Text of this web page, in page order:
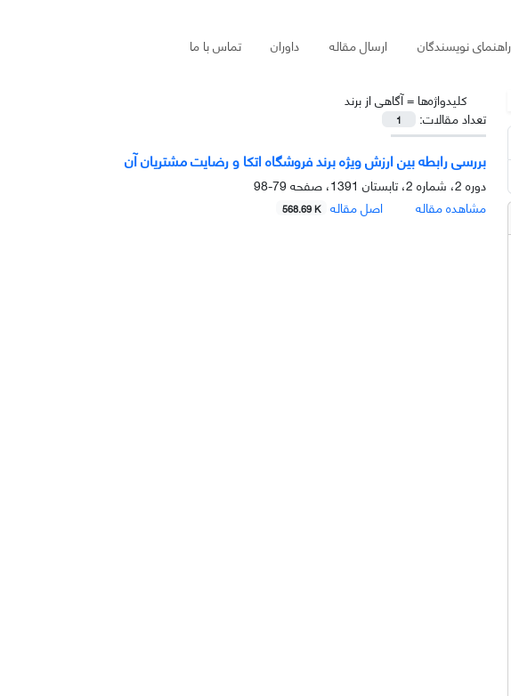
راهنمای نویسندگان ارسال مقاله داوران تماس با ما
کلیدواژه‌ها =آگاهی از برند
تعداد مقالات:
1
بررسی رابطه بین ارزش ویژه برند فروشگاه اتکا و رضایت مشتریان آن
دوره 2، شماره 2، تابستان 1391، صفحه
79-98
مشاهده مقاله
اصل مقاله 568.69 K